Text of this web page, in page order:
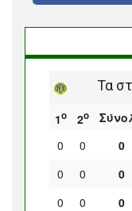
Τα
1ο 2ο
0 0 0
0
0 0
0
0 0